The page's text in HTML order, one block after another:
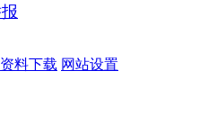
资料下载 网站设置